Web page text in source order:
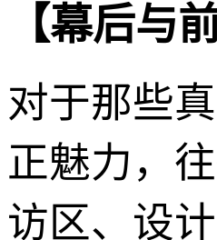
【幕后与
对于那些
正魅力，
访区、设